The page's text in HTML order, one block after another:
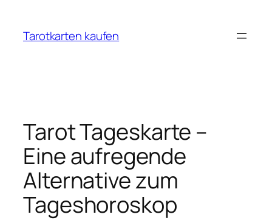
springen
Tarotkarten kaufen
Tarot Tageskarte –
Eine aufregende
Alternative zum
Tageshoroskop